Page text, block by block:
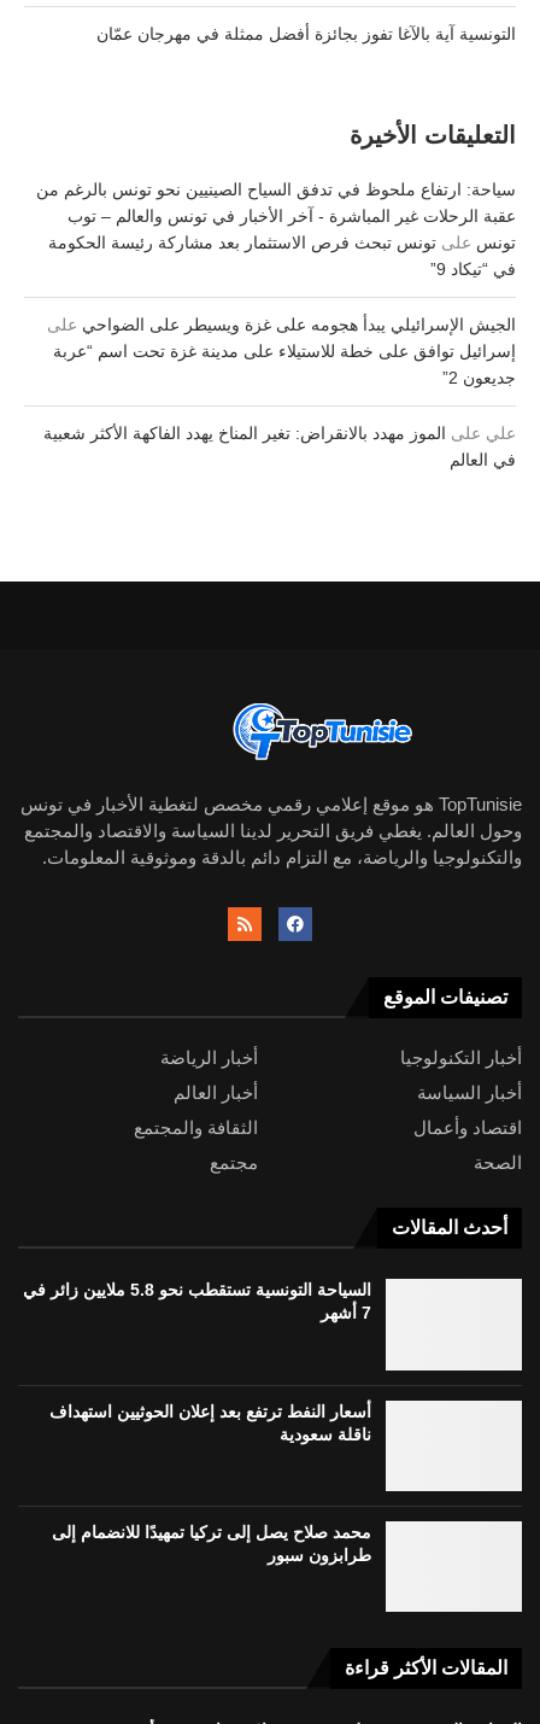
التونسية آية بالآغا تفوز بجائزة أفضل ممثلة في مهرجان عمّان
التعليقات الأخيرة
سياحة: ارتفاع ملحوظ في تدفق السياح الصينيين نحو تونس بالرغم من
عقبة الرحلات غير المباشرة - آخر الأخبار في تونس والعالم – توب
تونس على تونس تبحث فرص الاستثمار بعد مشاركة رئيسة الحكومة
في “تيكاد 9”
الجيش الإسرائيلي يبدأ هجومه على غزة ويسيطر على الضواحي على
إسرائيل توافق على خطة للاستيلاء على مدينة غزة تحت اسم “عربة
جديعون 2”
علي على الموز مهدد بالانقراض: تغير المناخ يهدد الفاكهة الأكثر شعبية
في العالم
TopTunisie هو موقع إعلامي رقمي مخصص لتغطية الأخبار في تونس
وحول العالم. يغطي فريق التحرير لدينا السياسة والاقتصاد والمجتمع
والتكنولوجيا والرياضة، مع التزام دائم بالدقة وموثوقية المعلومات.
تصنيفات الموقع
أخبار التكنولوجيا
أخبار الرياضة
أخبار السياسة
أخبار العالم
اقتصاد وأعمال
الثقافة والمجتمع
الصحة
مجتمع
أحدث المقالات
السياحة التونسية تستقطب نحو 5.8 ملايين زائر في
7 أشهر
أسعار النفط ترتفع بعد إعلان الحوثيين استهداف
ناقلة سعودية
محمد صلاح يصل إلى تركيا تمهيدًا للانضمام إلى
طرابزون سبور
المقالات الأكثر قراءة